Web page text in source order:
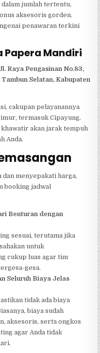
jumlah tertentu,
aksesoris gorden.
penawaran terkini
Papera Mandiri
Raya Pengasinan No.83,
Selatan, Kabupaten
cakupan pelayanannya
termasuk Cipayung.
akan jarak tempuh
Anda.
menyepakati harga,
booking jadwal
Benturan dengan
sesuai, terutama jika
untuk
cukup luas agar tim
gesa.
Seluruh Biaya Jelas
tidak ada biaya
biaya sudah
aksesoris, serta ongkos
agar Anda tidak